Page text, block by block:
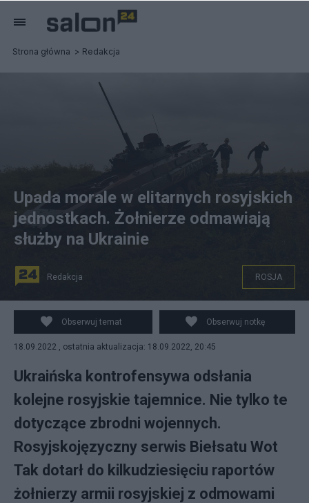
Strona główna Redakcja
Porzucony rosyjski transporter opancerzony, przejęty
przez Ukraińców pod Charkowem. Fot. PAP/EPA/OLEG
PETRASYUK
Upada morale w elitarnych rosyjskich
jednostkach. Żołnierze odmawiają
służby na Ukrainie
Redakcja ROSJA
Obserwuj temat Obserwuj notkę
18.09.2022 , ostatnia aktualizacja: 18.09.2022, 20:45
Ukraińska kontrofensywa odsłania
kolejne rosyjskie tajemnice. Nie tylko te
dotyczące zbrodni wojennych.
Rosyjskojęzyczny serwis Biełsatu Wot
Tak dotarł do kilkudziesięciu raportów
żołnierzy armii rosyjskiej z odmowami